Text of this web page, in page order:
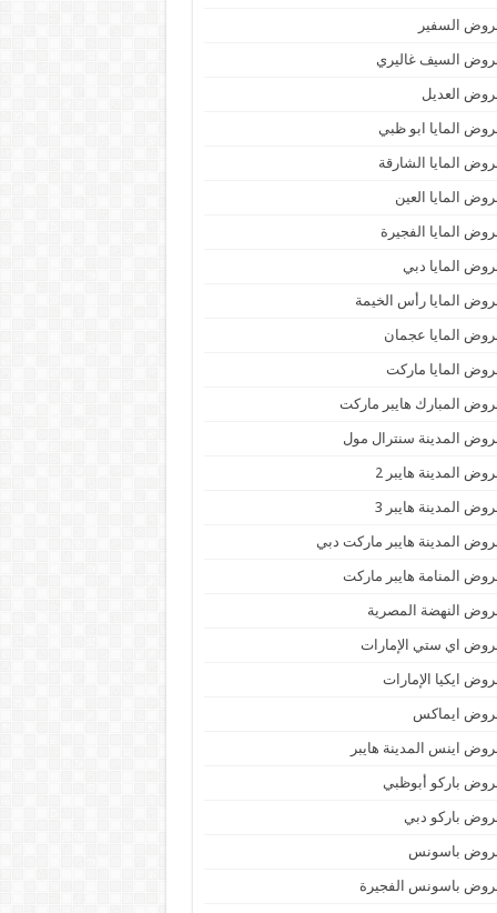
السفير
السيف غاليري
العديل
المايا ابو ظبي
المايا الشارقة
المايا العين
المايا الفجيرة
المايا دبي
المايا رأس الخيمة
المايا عجمان
المايا ماركت
المبارك هايبر ماركت
المدينة سنترال مول
المدينة هايبر 2
المدينة هايبر 3
المدينة هايبر ماركت دبي
المنامة هايبر ماركت
النهضة المصرية
اي ستي الإمارات
ايكيا الإمارات
ايماكس
اينس المدينة هايبر
باركو أبوظبي
باركو دبي
باسونس
باسونس الفجيرة